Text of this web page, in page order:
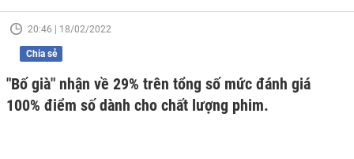
20:46 | 18/02/2022
Chia sẻ
"Bố già" nhận về 29% trên tổng số mức đánh giá
100% điểm số dành cho chất lượng phim.